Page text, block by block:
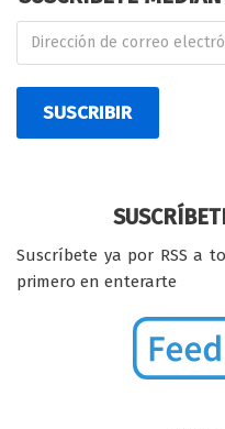
SUSCRIBIR
Suscríbete ya por RSS a
primero en enterarte